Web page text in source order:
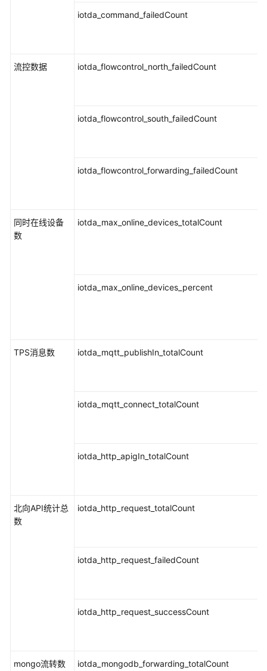
iotda_command_failedCount
流控数据 iotda_flowcontrol_north_failedCount
iotda_flowcontrol_south_failedCount
iotda_flowcontrol_forwarding_failedCount
同时在线设备
数
iotda_max_online_devices_totalCount
iotda_max_online_devices_percent
TPS消息数 iotda_mqtt_publishIn_totalCount
iotda_mqtt_connect_totalCount
iotda_http_apigIn_totalCount
北向API统计总
数
iotda_http_request_totalCount
iotda_http_request_failedCount
iotda_http_request_successCount
mongo流转数 iotda_mongodb_forwarding_totalCount